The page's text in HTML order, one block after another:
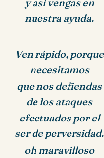
y así vengas en
nuestra ayuda.
Ven rápido, porque
necesitamos
que nos defiendas
de los ataques
efectuados por el
ser de perversidad.
oh maravilloso